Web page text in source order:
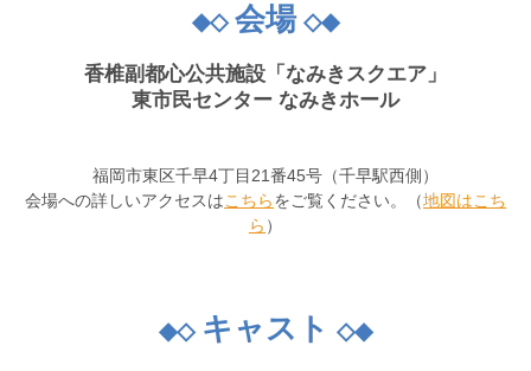
◆◇ 会場◇◆
香椎副都心公共施設「なみきスクエア」
東市民センター なみきホール
福岡市東区千早4丁目21番45号（千早駅西側）
会場への詳しいアクセスはこちらをご覧ください。（地図はこち
ら ）
◆◇ キャスト ◇◆